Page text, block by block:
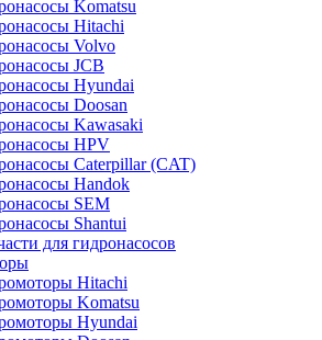
Komatsu
Hitachi
Volvo
JCB
Hyundai
Doosan
Kawasaki
HPV
Caterpillar (CAT)
Handok
SEM
Shantui
для гидронасосов
Hitachi
Komatsu
Hyundai